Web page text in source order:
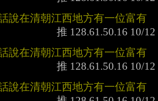
說在清朝江西地方有一位富有
說在清朝江西地方有一位富有
說在清朝江西地方有一位富有